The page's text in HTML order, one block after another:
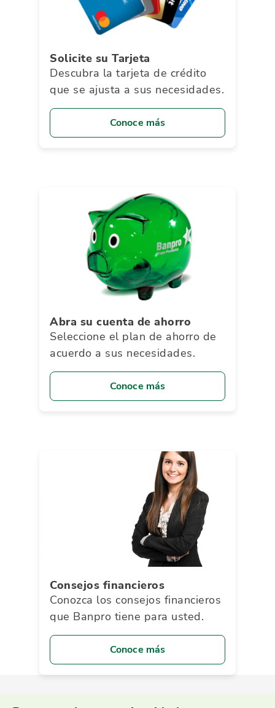
Solicite su Tarjeta
Descubra la tarjeta de crédito
que se ajusta a sus necesidades.
Conoce más
Abra su cuenta de ahorro
Seleccione el plan de ahorro de
acuerdo a sus necesidades.
Conoce más
Consejos financieros
Conozca los consejos financieros
que Banpro tiene para usted.
Conoce más